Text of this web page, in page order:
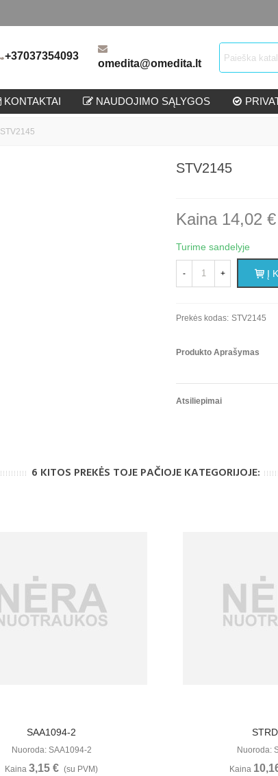
+37037354093
omedita@omedita.lt
KONTAKTAI NAUDOJIMO SĄLYGOS
STV2145
STV2145
Kaina 14,02 €
Turime sandelyje
- + Į
Prekės kodas: STV2145
Produkto Aprašymas
Atsiliepimai
6 KITOS PREKĖS TOJE PAČIOJE KATEGORIJOJE:
Žiūrėti Daugiau
SAA1094-2
Nuoroda: SAA1094-2
Kaina 3,15 € (su PVM)
Nuoroda:
Kaina